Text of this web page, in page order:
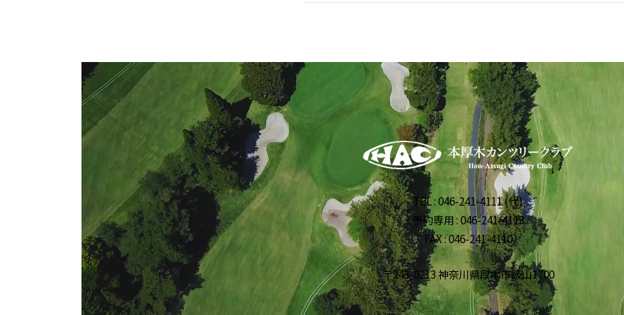
TEL : 046-241-4111 (代)
予約専用 : 046-241-4113
FAX : 046-241-4110
〒243-0213 神奈川県厚木市飯山1700